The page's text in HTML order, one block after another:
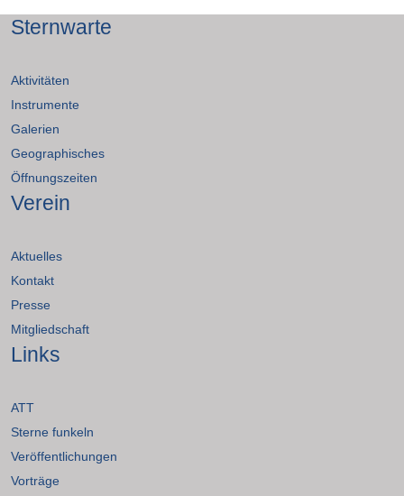
Sternwarte
Aktivitäten
Instrumente
Galerien
Geographisches
Öffnungszeiten
Verein
Aktuelles
Kontakt
Presse
Mitgliedschaft
Links
ATT
Sterne funkeln
Veröffentlichungen
Vorträge